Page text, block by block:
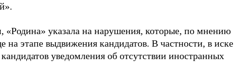
«Родина» указала на нарушения, которые, по мнению
этапе выдвижения кандидатов. В частности, в иске
уведомления об отсутствии иностранных